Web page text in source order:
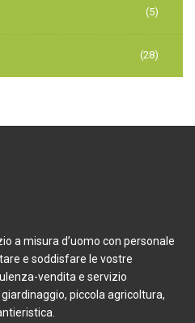
(5)
(28)
a misura d’uomo con personale
e soddisfare le vostre
vendita e servizio
piccola agricoltura,